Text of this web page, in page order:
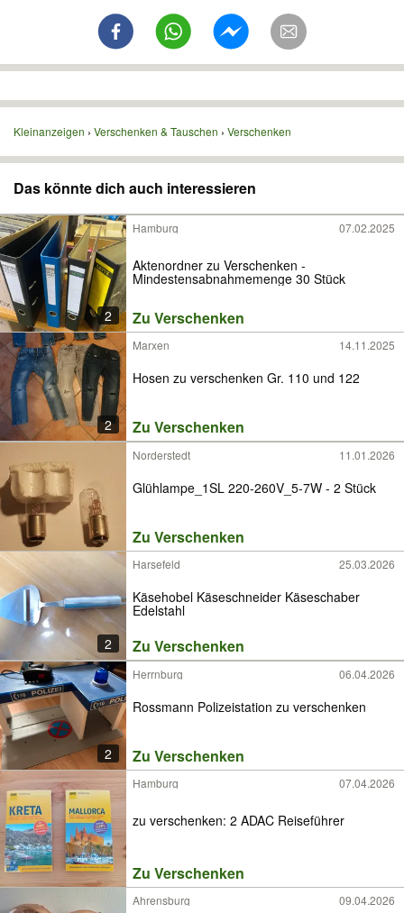
Kleinanzeigen Verschenken & Tauschen Verschenken
Das könnte dich auch interessieren
2
Hamburg 07.02.2025
Aktenordner zu Verschenken -
Mindestensabnahmemenge 30 Stück
Zu Verschenken
2
Marxen 14.11.2025
Hosen zu verschenken Gr. 110 und 122
Zu Verschenken
Norderstedt 11.01.2026
Glühlampe_1SL 220-260V_5-7W - 2 Stück
Zu Verschenken
2
Harsefeld 25.03.2026
Käsehobel Käseschneider Käseschaber
Edelstahl
Zu Verschenken
2
Herrnburg 06.04.2026
Rossmann Polizeistation zu verschenken
Zu Verschenken
Hamburg 07.04.2026
zu verschenken: 2 ADAC Reiseführer
Zu Verschenken
Ahrensburg 09.04.2026